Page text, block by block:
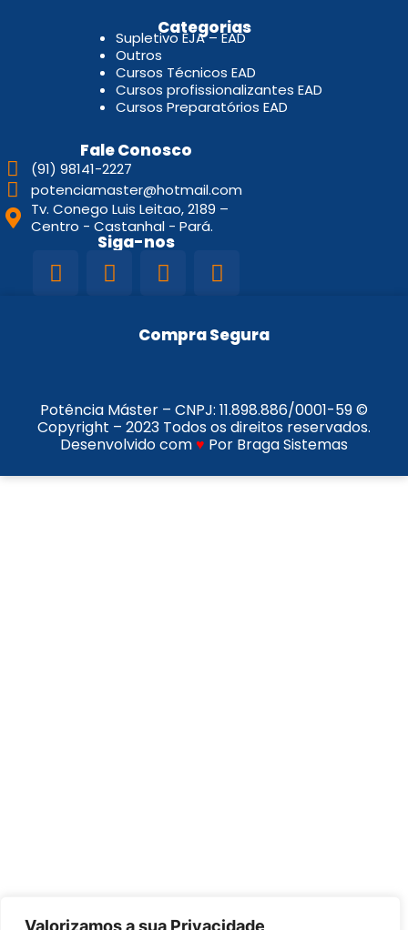
Valorizamos a sua Privacidade
Categorias
Supletivo EJA – EAD
Outros
Cursos Técnicos EAD
Cursos profissionalizantes EAD
Cursos Preparatórios EAD
Fale Conosco
(91) 98141-2227
potenciamaster@hotmail.com
Tv. Conego Luis Leitao, 2189 –
Centro - Castanhal - Pará.
Siga-nos
Compra Segura
Potência Máster – CNPJ: 11.898.886/0001-59©
Copyright – 2023 Todos os direitos reservados.
Desenvolvido com♥ Por Braga Sistemas